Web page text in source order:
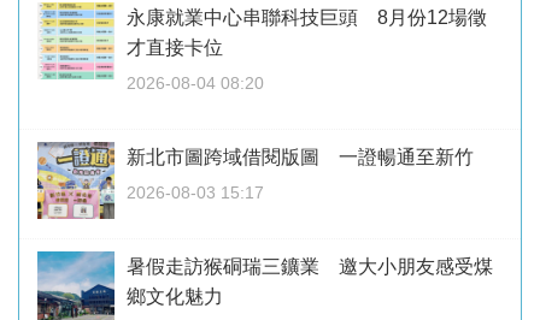
永康就業中心串聯科技巨頭 8月份12場徵
才直接卡位
2026-08-04 08:20
新北市圖跨域借閱版圖 一證暢通至新竹
2026-08-03 15:17
暑假走訪猴硐瑞三鑛業 邀大小朋友感受煤
鄉文化魅力